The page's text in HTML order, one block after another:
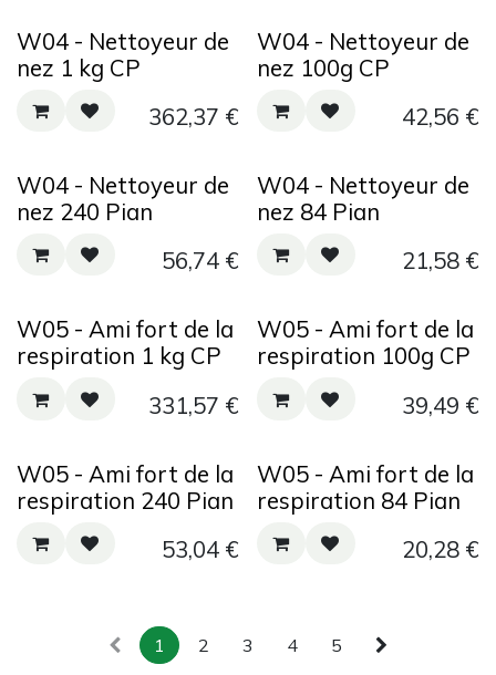
W04 - Nettoyeur de
nez 1 kg CP
362,37 €
W04 - Nettoyeur de
nez 100g CP
42,56 €
W04 - Nettoyeur de
nez 240 Pian
56,74€
W04 - Nettoyeur de
nez 84 Pian
21,58€
W05 - Ami fort de la
respiration 1 kg CP
331,57 €
W05 - Ami fort de la
respiration 100g CP
39,49 €
W05 - Ami fort de la
respiration 240 Pian
53,04€
W05 - Ami fort de la
respiration 84 Pian
20,28€
1 2 3 4 5